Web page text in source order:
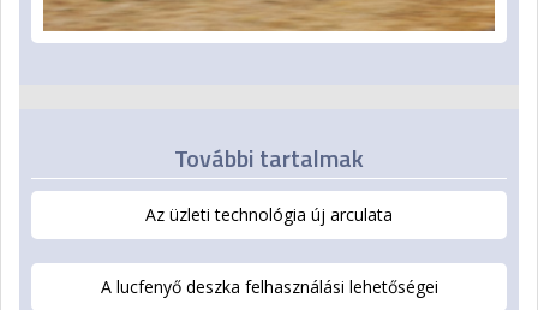
További tartalmak
Az üzleti technológia új arculata
A lucfenyő deszka felhasználási lehetőségei